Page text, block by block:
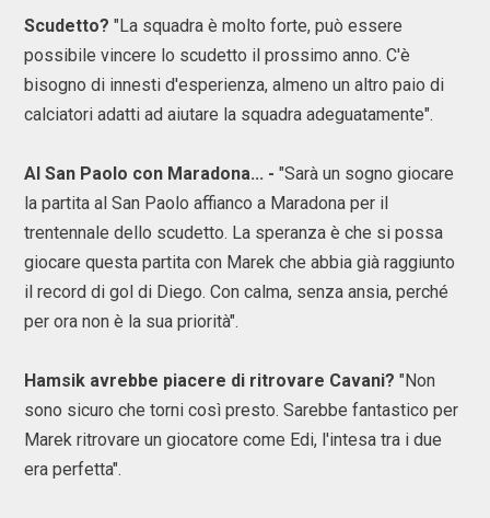
Scudetto? "La squadra è molto forte, può essere
possibile vincere lo scudetto il prossimo anno. C'è
bisogno di innesti d'esperienza, almeno un altro paio di
calciatori adatti ad aiutare la squadra adeguatamente".
Al San Paolo con Maradona... - "Sarà un sogno giocare
la partita al San Paolo affianco a Maradona per il
trentennale dello scudetto. La speranza è che si possa
giocare questa partita con Marek che abbia già raggiunto
il record di gol di Diego. Con calma, senza ansia, perché
per ora non è la sua priorità".
Hamsik avrebbe piacere di ritrovare Cavani? "Non
sono sicuro che torni così presto. Sarebbe fantastico per
Marek ritrovare un giocatore come Edi, l'intesa tra i due
era perfetta".